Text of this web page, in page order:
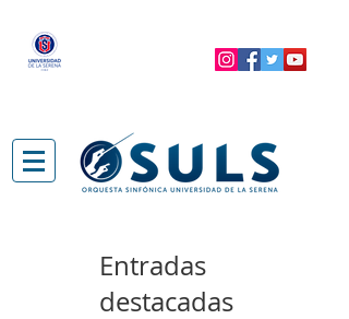
Entradas
destacadas